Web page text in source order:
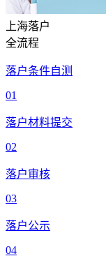
上海落户
全流程
落户条件自测
01
落户材料提交
02
落户审核
03
落户公示
04